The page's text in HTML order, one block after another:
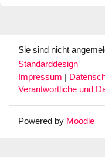
Sie sind nicht
Standarddesign
Impressum
Verantwortliche und
Powered by Moodle